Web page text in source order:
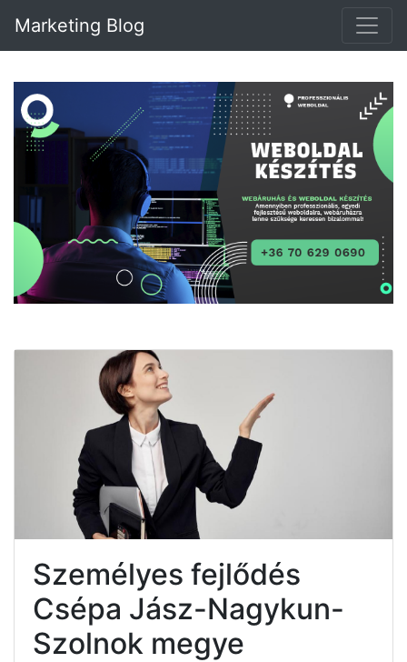
Marketing Blog
Személyes fejlődés
Csépa Jász-Nagykun-
Szolnok megye